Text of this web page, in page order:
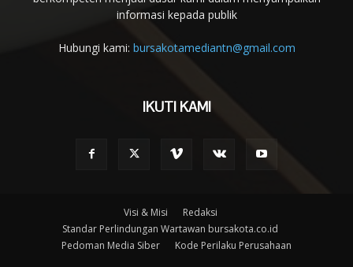
informasi kepada publik
Hubungi kami: bursakotamediantn@gmail.com
IKUTI KAMI
Visi & Misi
Redaksi
Standar Perlindungan Wartawan bursakota.co.id
Pedoman Media Siber
Kode Perilaku Perusahaan